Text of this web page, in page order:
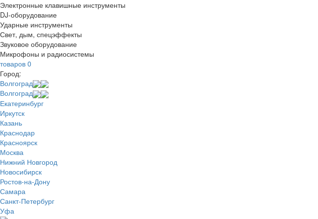
Электронные клавишные инструменты
DJ-оборудование
Ударные инструменты
Свет, дым, спецэффекты
Звуковое оборудование
Микрофоны и радиосистемы
товаров 0
Город:
Волгоград
Волгоград
Екатеринбург
Иркутск
Казань
Краснодар
Красноярск
Москва
Нижний Новгород
Новосибирск
Ростов-на-Дону
Самара
Санкт-Петербург
Уфа